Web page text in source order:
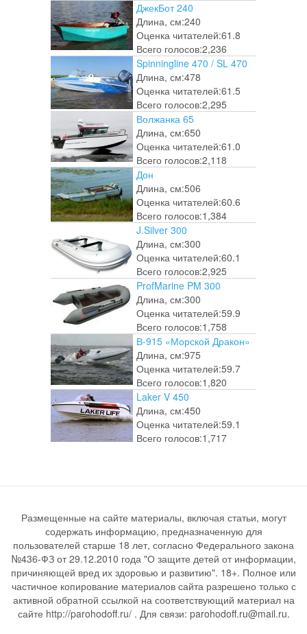
ДжекБот 240
Длина, см:240
Оценка читателей:61.8
Всего голосов:2,236
Spinningline 470 / SL 470
Длина, см:478
Оценка читателей:61.5
Всего голосов:2,295
Волжанка 65
Длина, см:650
Оценка читателей:61.0
Всего голосов:2,118
Дон
Длина, см:506
Оценка читателей:60.6
Всего голосов:1,384
J.Silver 300
Длина, см:300
Оценка читателей:60.1
Всего голосов:2,925
ProfMarine PM 300
Длина, см:300
Оценка читателей:59.9
Всего голосов:1,758
В-915 «Морской Дракон»
Длина, см:975
Оценка читателей:59.7
Всего голосов:1,820
Laker V 450
Длина, см:450
Оценка читателей:59.1
Всего голосов:1,717
Размещенные на сайте материалы, включая статьи, могут
содержать информацию, предназначенную для
пользователей старше 18 лет, согласно Федерального закона
№436-ФЗ от 29.12.2010 года "О защите детей от информации,
причиняющей вред их здоровью и развитию". 18+. Полное или
частичное копирование материалов сайта разрешено только с
активной обратной ссылкой на соответствующий материал на
сайте http://parohodoff.ru/ . Для связи: parohodoff.ru@mail.ru.